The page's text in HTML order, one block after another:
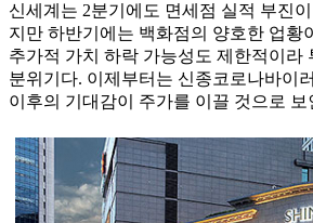
신세계는 2분기에도 면세점 실적 부진
지만 하반기에는 백화점의 양호한 업황
추가적 가치 하락 가능성도 제한적이라
분위기다. 이제부터는 신종코로나바이
이후의 기대감이 주가를 이끌 것으로 보